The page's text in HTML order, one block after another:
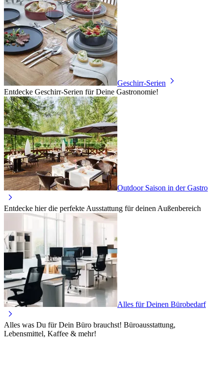
Geschirr-Serien
Entdecke Geschirr-Serien für Deine Gastronomie!
Outdoor Saison in der Gastro
Entdecke hier die perfekte Ausstattung für deinen Außenbereich
Alles für Deinen Bürobedarf
Alles was Du für Dein Büro brauchst! Büroausstattung,
Lebensmittel, Kaffee & mehr!